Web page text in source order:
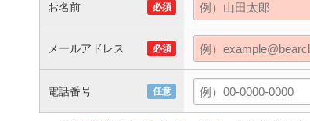
お名前 必須
メールアドレス 必須
電話番号 任意